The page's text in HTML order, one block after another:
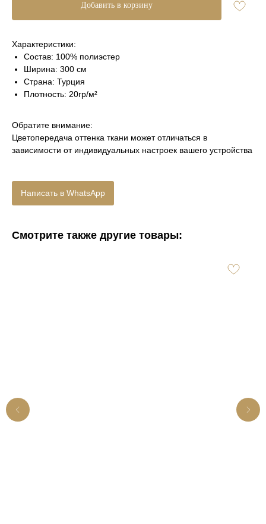
Добавить в корзину
Характеристики:
Состав: 100% полиэстер
Ширина: 300 см
Страна: Турция
Плотность: 20гр/м²
Обратите внимание:
Цветопередача оттенка ткани может отличаться в
зависимости от индивидуальных настроек вашего устройства
Написать в WhatsApp
Смотрите также другие товары: